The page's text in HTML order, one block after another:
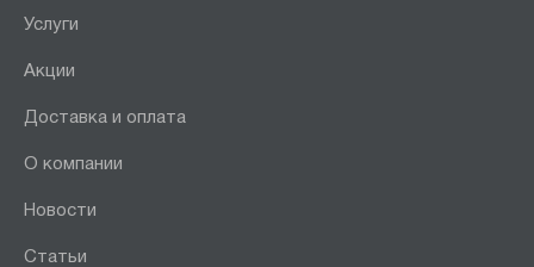
Услуги
Акции
Доставка и оплата
О компании
Новости
Статьи